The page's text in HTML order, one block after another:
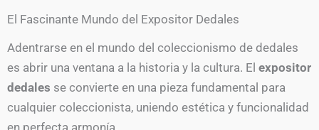
El Fascinante Mundo del Expositor Dedales
Adentrarse en el mundo del coleccionismo de dedales
es abrir una ventana a la historia y la cultura. El expositor
dedales se convierte en una pieza fundamental para
cualquier coleccionista, uniendo estética y funcionalidad
en perfecta armonía.